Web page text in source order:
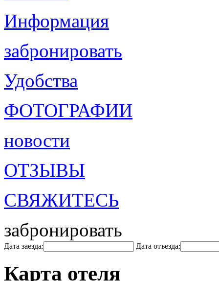
Информация
забронировать
Удобства
ФОТОГРАФИИ
новости
ОТЗЫВЫ
СВЯЖИТЕСЬ
забронировать
Дата заезда: Дата отъезда:
Карта отеля